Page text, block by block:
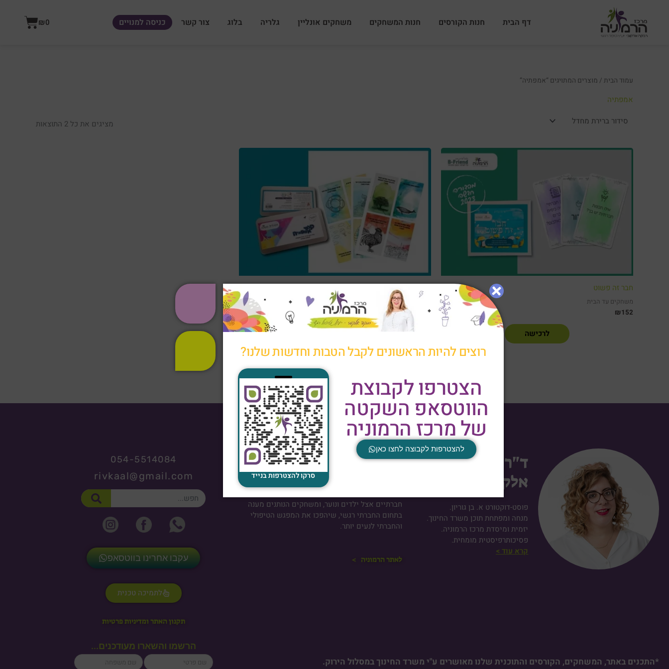
דף הבית חנות הקורסים חנות המשחקים משחקים אונליין גלריה בלוג צור קשר כניסה למנויים ₪0 עגלת
קניות
עמוד הבית / מוצרים המתויגים “אמפתיה”
אמפתיה
מציגים את כל ⁦2⁩ התוצאות
חבר זה פשוט
משחקים עד הבית
₪152
לרכישה
קלפי אמפתיה
משחקים עד הבית
178
~ אז, תרימו טלפון או תשלחו מייל ~
ד"ר רבקה
אלקובי
פוסט-דוקטורט א. בן גוריון.
מנחה ומפתחת תוכן משרד החינוך.
יזמית ומיסדת מרכז הרמוניה.
פסיכותרפיסטית מומחית.
קרא עוד >
הרמוניה | חנות הקורסים והמשחקים
הורים, אנשי חינוך וטיפול, לפניכם מערכת קורסים
חברתיים אצל ילדים ונוער, ומשחקים הנותנים מענה
בתחום החברתי רגשי, שיהפכו את המפגש הטיפולי
והחברתי לנעים יותר.
לאתר הרמוניה >
054-5514084
rivkaal@gmail.com
חיפוש
עקבו אחרינו בווטסאפ
לתמיכה טכנית
תקנון האתר ומדיניות פרטיות
*התכנים באתר, המשחקים, הקורסים והתוכנית שלנו מאושרים ע"י משרד החינוך במסלול הירוק.
הרשמו והשארו מעודכנים...
firstName
lastName
רוצים להיות הראשונים לקבל הטבות וחדשות שלנו?
הצטרפו לקבוצת
הווטסאפ השקטה
של מרכז הרמוניה
להצטרפות לקבוצה לחצו כאן
סרקו להצטרפות בנייד